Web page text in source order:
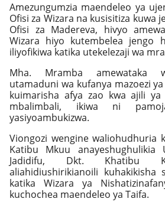
Amezungumzia maendeleo ya
Ofisi za Wizara na kusisitiza kuwa
Ofisi za Madereva, hivyo
Wizara hiyo kutembelea jengo
iliyofikiwa katika utekelezaji wa
Mha. Mramba amewataka
utamaduni wa kufanya mazoezi
kuimarisha afya zao kwa ajili ya
mbalimbali, ikiwa ni
yasiyoambukizwa.
Viongozi wengine waliohudhuria
Katibu Mkuu anayeshughulikia
Jadidifu, Dkt. Khatibu
aliahidiushirikianoili kuhakikisha
katika Wizara ya
kuchochea maendeleo ya Taifa.